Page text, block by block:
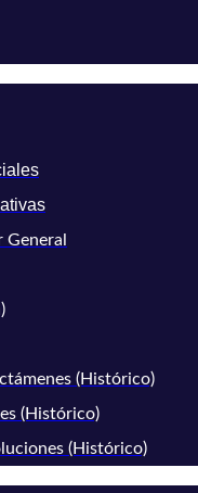
(Histórico)
(Histórico)
(Histórico)